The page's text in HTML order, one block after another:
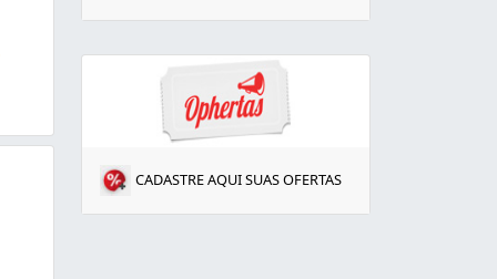
CADASTRE AQUI SUAS OFERTAS